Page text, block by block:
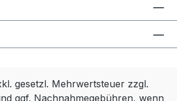
gesetzl. Mehrwertsteuer zzgl.
ggf. Nachnahmegebühren, wenn